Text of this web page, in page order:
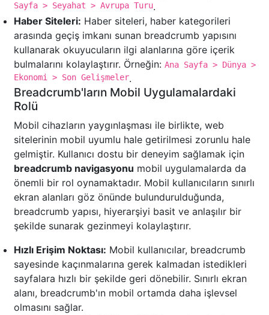
Sayfa > Seyahat > Avrupa Turu.
Haber Siteleri: Haber siteleri, haber kategorileri
arasında geçiş imkanı sunan breadcrumb yapısını
kullanarak okuyucuların ilgi alanlarına göre içerik
bulmalarını kolaylaştırır. Örneğin: Ana Sayfa > Dünya >
Ekonomi > Son Gelişmeler.
Breadcrumb'ların Mobil Uygulamalardaki
Rolü
Mobil cihazların yaygınlaşması ile birlikte, web
sitelerinin mobil uyumlu hale getirilmesi zorunlu hale
gelmiştir. Kullanıcı dostu bir deneyim sağlamak için
breadcrumb navigasyonu mobil uygulamalarda da
önemli bir rol oynamaktadır. Mobil kullanıcıların sınırlı
ekran alanları göz önünde bulundurulduğunda,
breadcrumb yapısı, hiyerarşiyi basit ve anlaşılır bir
şekilde sunarak gezinmeyi kolaylaştırır.
Hızlı Erişim Noktası: Mobil kullanıcılar, breadcrumb
sayesinde kaçınmalarına gerek kalmadan istedikleri
sayfalara hızlı bir şekilde geri dönebilir. Sınırlı ekran
alanı, breadcrumb'ın mobil ortamda daha işlevsel
olmasını sağlar.